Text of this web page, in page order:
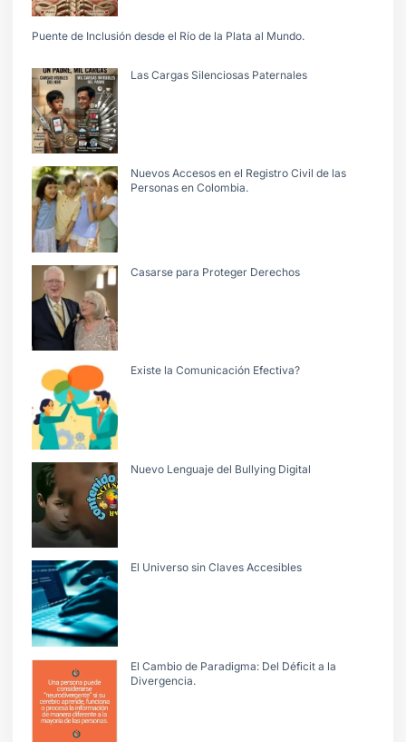
Puente de Inclusión desde el Río de la Plata al Mundo.
Las Cargas Silenciosas Paternales
Nuevos Accesos en el Registro Civil de las
Personas en Colombia.
Casarse para Proteger Derechos
Existe la Comunicación Efectiva?
Nuevo Lenguaje del Bullying Digital
El Universo sin Claves Accesibles
El Cambio de Paradigma: Del Déficit a la
Divergencia.